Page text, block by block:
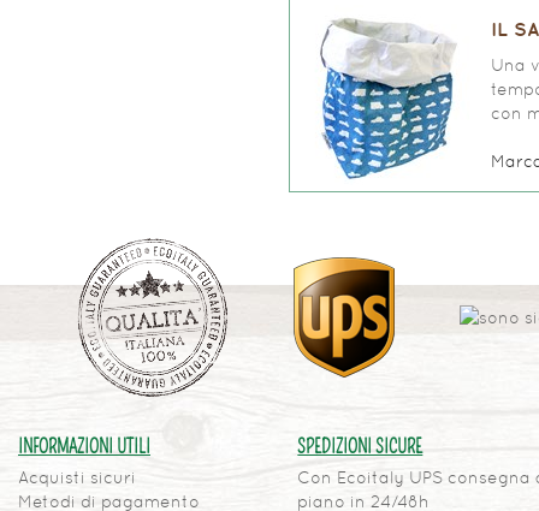
IL
Una
con
INFORMAZIONI UTILI
Acquisti sicuri
Metodi di pagamento
SPEDIZIONI SICURE
Con Ecoitaly UPS consegna
piano in 24/48h